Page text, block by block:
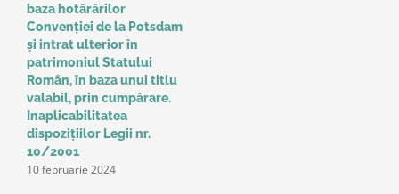
baza hotărârilor
Convenţiei de la Potsdam
și intrat ulterior în
patrimoniul Statului
Român, în baza unui titlu
valabil, prin cumpărare.
Inaplicabilitatea
dispozițiilor Legii nr.
10/2001
10 februarie 2024